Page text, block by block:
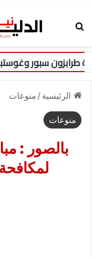
سبور وغوستبيه
الرئيسية / منوعات
منوعات
بالصور :